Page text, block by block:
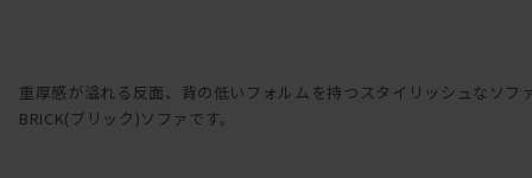
重厚感が溢れる反面、背の低いフォルムを持つスタイリッシュなソファ
BRICK(ブリック)ソファです。